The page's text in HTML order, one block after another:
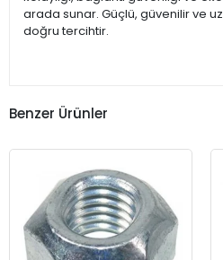
arada sunar. Güçlü, güvenilir ve
doğru tercihtir.
Benzer Ürünler